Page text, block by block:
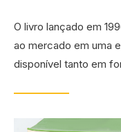
O livro lançado em
ao mercado em uma
disponível tanto em